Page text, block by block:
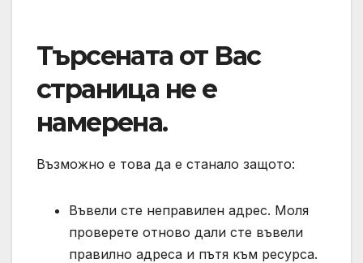
Търсената от Вас
страница не е
намерена.
Възможно е това да е станало защото:
Въвели сте неправилен адрес. Моля
проверете отново дали сте въвели
правилно адреса и пътя към ресурса.